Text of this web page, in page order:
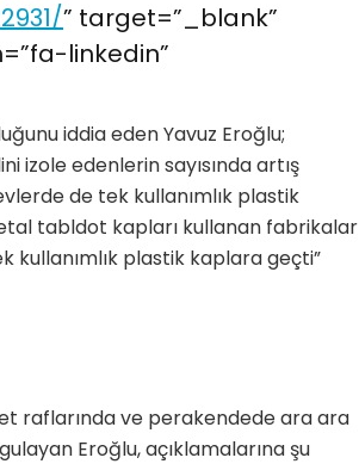
” target=”_blank”
linkedin”
iddia eden Yavuz Eroğlu;
izole edenlerin sayısında artış
de tek kullanımlık plastik
tabldot kapları kullanan fabrikalar
kullanımlık plastik kaplara geçti”
raflarında ve perakendede ara ara
Eroğlu, açıklamalarına şu